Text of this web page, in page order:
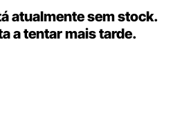
atualmente sem stock.
a tentar mais tarde.